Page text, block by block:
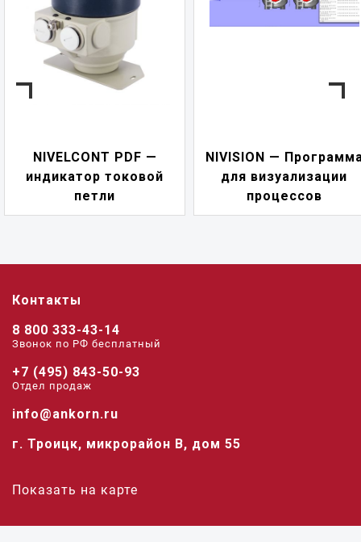
NIVELCONT PDF —
индикатор токовой
петли
NIVISION —
для визуализации
процессов
Контакты
8 800 333-43-14
Звонок по РФ беcплатный
+7 (495) 843-50-93
Отдел продаж
info@ankorn.ru
г. Троицк, микрорайон В, дом 55
Показать на карте